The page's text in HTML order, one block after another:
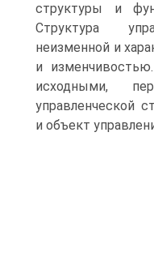
структуры и
Структура
неизменной и
и
исходными,
управленческой
и объект